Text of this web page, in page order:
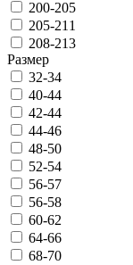
200-205
205-211
208-213
Размер
32-34
40-44
42-44
44-46
48-50
52-54
56-57
56-58
60-62
64-66
68-70